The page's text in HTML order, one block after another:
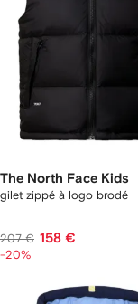
The North Face Kids
gilet zippé à logo brodé
207 € 158 €
-20%